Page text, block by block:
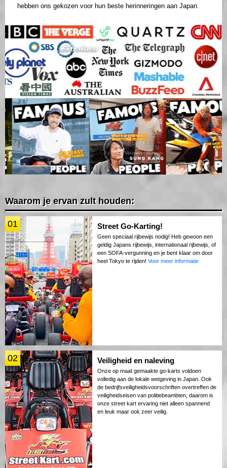
hebben ons gekozen voor hun beste herinneringen aan Japan.
Waarom je ervan zult houden:
01 Street Go-Karting!
Geen speciaal rijbewijs nodig! Heb gewoon een
geldig Japans rijbewijs, internationaal rijbewijs, of
een SOFA-vergunning en je bent klaar om door
heel Tokyo te rijden! Voor meer informatie
02 Veiligheid en naleving
Onze op maat gemaakte go-karts voldoen
volledig aan de lokale wetgeving in Japan. Ook
de bedrijfsveiligheidsvoorschriften overtreffen de
veiligheidseisen van politiebeambten, daarom is
onze street kart ervaring niet alleen spannend
en leuk maar ook zeer veilig.